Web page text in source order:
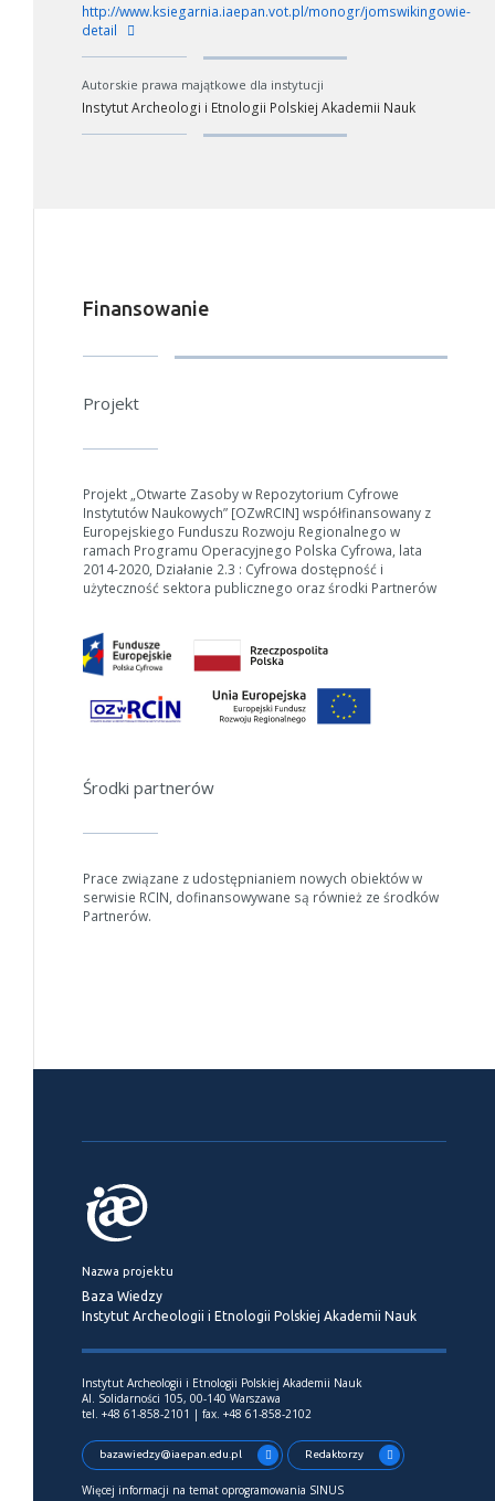
może się wydłużyć.
zmniejszając zakres lat.
http://www.ksiegarnia.iaepan.vot.pl/monogr/jomswikingowie-
detail
Autorskie prawa majątkowe dla instytucji
Instytut Archeologi i Etnologii Polskiej Akademii Nauk
Finansowanie
Projekt
Projekt „Otwarte Zasoby w Repozytorium Cyfrowe
Instytutów Naukowych” [OZwRCIN] współfinansowany z
Europejskiego Funduszu Rozwoju Regionalnego w
ramach Programu Operacyjnego Polska Cyfrowa, lata
2014-2020, Działanie 2.3 : Cyfrowa dostępność i
użyteczność sektora publicznego oraz środki Partnerów
Środki partnerów
Prace związane z udostępnianiem nowych obiektów w
serwisie RCIN, dofinansowywane są również ze środków
Partnerów.
Nazwa projektu
Baza Wiedzy
Instytut Archeologii i Etnologii Polskiej Akademii Nauk
Instytut Archeologii i Etnologii Polskiej Akademii Nauk
Al. Solidarności 105, 00-140 Warszawa
tel. +48 61-858-2101 | fax. +48 61-858-2102
bazawiedzy@iaepan.edu.pl Redaktorzy
Więcej informacji na temat oprogramowania SINUS